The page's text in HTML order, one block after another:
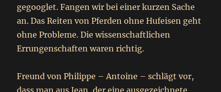
gegooglet. Fangen wir bei einer kurzen Sache
an. Das Reiten von Pferden ohne Hufeisen geht
ohne Probleme. Die wissenschaftlichen
Errungenschaften waren richtig.
Freund von Philippe – Antoine – schlägt vor,